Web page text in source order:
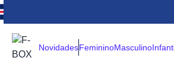
NovidadesFemininoMasculino